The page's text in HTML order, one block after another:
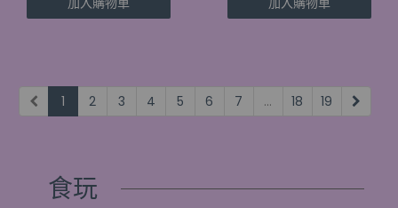
1 2 3 4 5 6 7 ... 18 19
食玩